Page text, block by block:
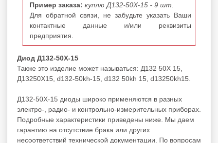
Пример заказа: куплю Д132-50Х-15 - 9 шт.
Для обратной связи, не забудьте указать Ваши
контактные данные и/или реквизиты
предприятия.
Диод Д132-50Х-15
Также это изделие может называться: Д132 50Х 15,
Д13250Х15, d132-50kh-15, d132 50kh 15, d13250kh15.
Д132-50Х-15 диоды широко применяются в разных
электро-, радио- и контрольно-измерительных приборах.
Подробные характеристики приведены ниже. Мы даем
гарантию на отсутствие брака или других
несоответствий технической документации. По вопросам